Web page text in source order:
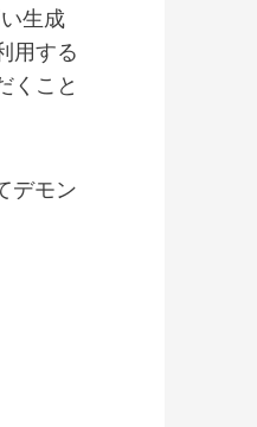
生成
用する
くこと
デモン